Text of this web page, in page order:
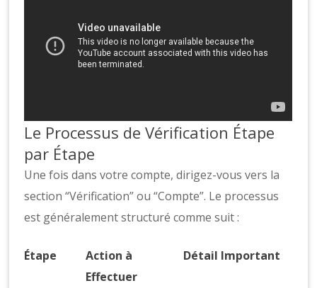
Le Processus de Vérification Étape
par Étape
Une fois dans votre compte, dirigez-vous vers la
section “Vérification” ou “Compte”. Le processus
est généralement structuré comme suit :
Étape
Action à
Effectuer
Détail Important